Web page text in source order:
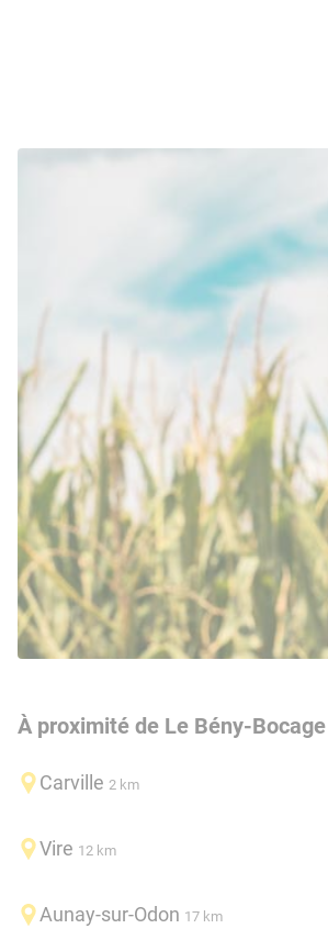
À proximité de Le Bény-Bocage
Carville 2 km
Vire 12 km
Aunay-sur-Odon 17 km